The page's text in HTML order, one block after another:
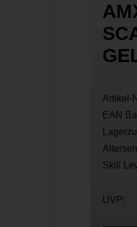
Artikel-
EAN
Skill
UVP: